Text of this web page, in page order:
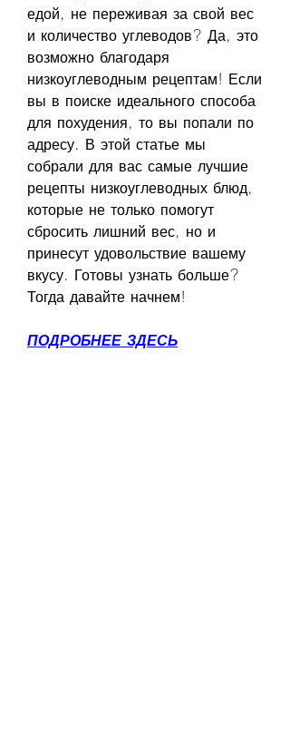
едой, не переживая за свой вес
и количество углеводов? Да, это
возможно благодаря
низкоуглеводным рецептам! Если
вы в поиске идеального способа
для похудения, то вы попали по
адресу. В этой статье мы
собрали для вас самые лучшие
рецепты низкоуглеводных блюд,
которые не только помогут
сбросить лишний вес, но и
принесут удовольствие вашему
вкусу. Готовы узнать больше?
Тогда давайте начнем!
ПОДРОБНЕЕ ЗДЕСЬ